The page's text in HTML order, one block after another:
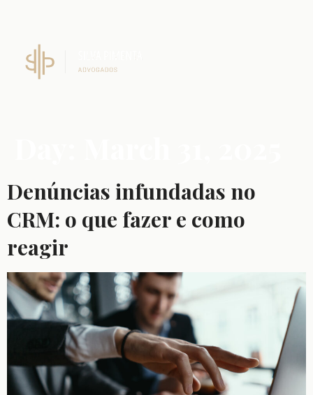
Denúncias infundadas no
CRM: o que fazer e como
reagir